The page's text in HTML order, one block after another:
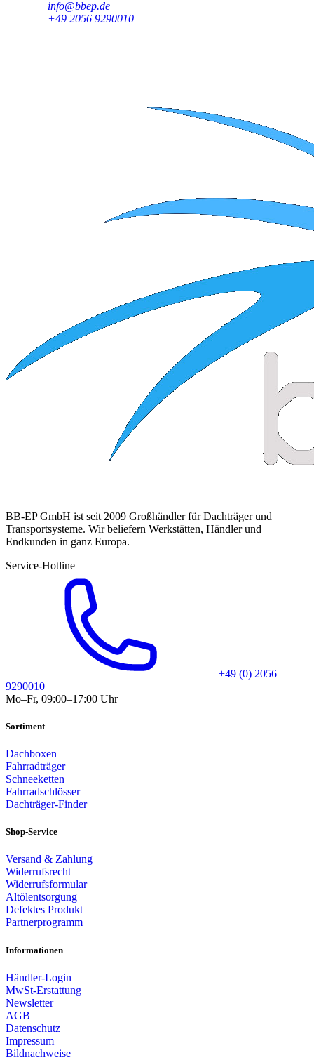
info@bbep.de
+49 2056 9290010
BB-EP GmbH ist seit 2009 Großhändler für Dachträger und
Transportsysteme. Wir beliefern Werkstätten, Händler und
Endkunden in ganz Europa.
Service-Hotline
+49 (0) 2056
9290010
Mo–Fr, 09:00–17:00 Uhr
Sortiment
Dachboxen
Fahrradträger
Schneeketten
Fahrradschlösser
Dachträger-Finder
Shop-Service
Versand & Zahlung
Widerrufsrecht
Widerrufsformular
Altölentsorgung
Defektes Produkt
Partnerprogramm
Informationen
Händler-Login
MwSt-Erstattung
Newsletter
AGB
Datenschutz
Impressum
Bildnachweise